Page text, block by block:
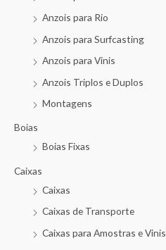
Anzois para Rio
Anzois para Surfcasting
Anzois para Vinis
Anzois Triplos e Duplos
Montagens
Boias
Boias Fixas
Caixas
Caixas
Caixas de Transporte
Caixas para Amostras e Vinis